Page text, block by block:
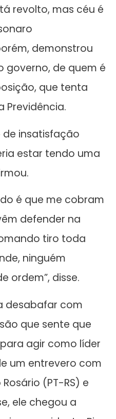
revolto, mas céu é
demonstrou
governo, de quem é
que tenta
Previdência.
de insatisfação
estar tendo uma
é que me cobram
defender na
tiro toda
ninguém
ordem”, disse.
desabafar com
que sente que
agir como líder
um entrevero com
(PT-RS) e
ele chegou a